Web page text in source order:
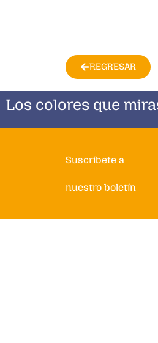
REGRESAR
Los colores que
Suscríbete a
nuestro boletín